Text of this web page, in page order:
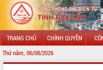
TRANG CHỦ CHÍNH QUYỀN
Thứ năm, 06/08/2026